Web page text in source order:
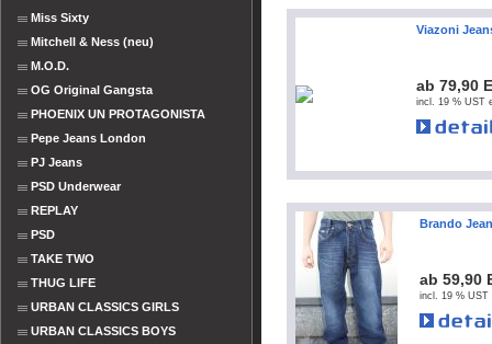
Miss Sixty
Mitchell & Ness (neu)
M.O.D.
OG Original Gangsta
PHOENIX UN PROTAGONISTA
Pepe Jeans London
PJ Jeans
PSD Underwear
REPLAY
PSD
TAKE TWO
THUG LIFE
URBAN CLASSICS GIRLS
URBAN CLASSICS BOYS
Viazoni
ab 79,90
incl. 19 % UST
Brando
ab 59,90
incl. 19 % UST